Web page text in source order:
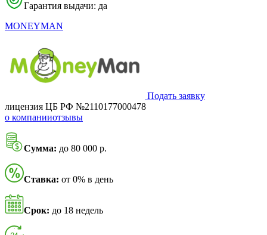
Гарантия выдачи: да
MONEYMAN
Подать заявку
лицензия ЦБ РФ №2110177000478
о компанииотзывы
Сумма: до 80 000 р.
Ставка: от 0% в день
Срок: до 18 недель